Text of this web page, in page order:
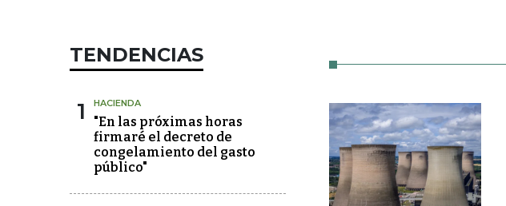
TENDENCIAS
1 HACIENDA
"En las próximas horas
firmaré el decreto de
congelamiento del gasto
público"